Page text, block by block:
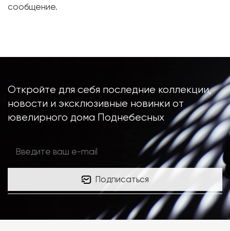
сообщение.
Откройте для себя последние коллекции,
новости и эксклюзивные новинки от
ювелирного дома Поднебесных
Подписаться